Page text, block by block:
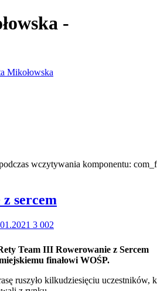
-
Mikołowska
podczas wczytywania komponentu:
sercem
Team III Rowerowanie z Sercem
finałowi WOŚP.
ruszyło kilkudziesięciu uczestników,